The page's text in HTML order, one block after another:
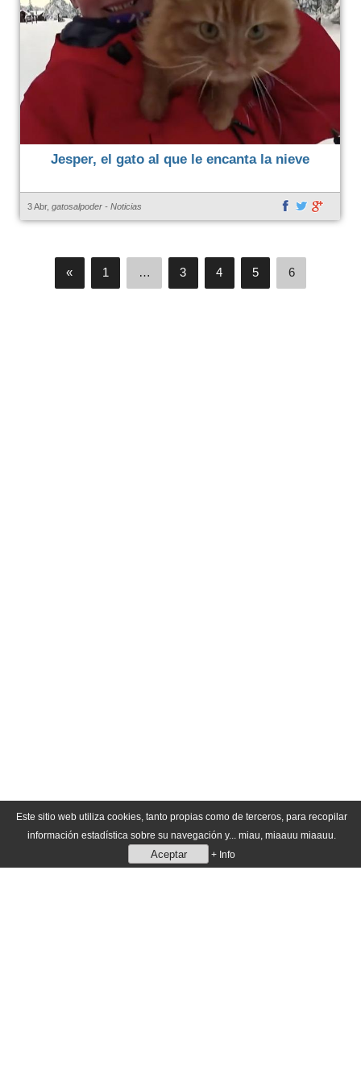
Jesper, el gato al que le encanta la nieve
3 Abr, gatosalpoder- Noticias
« 1 … 3 4 5 6
Este sitio web utiliza cookies, tanto propias como de terceros, para recopilar
información estadística sobre su navegación y... miau, miaauu miaauu.
Aceptar + Info